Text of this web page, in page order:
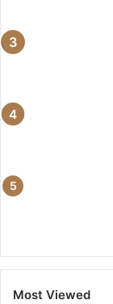
Most Viewed